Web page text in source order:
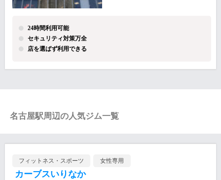
24時間利用可能
セキュリティ対策万全
店を選ばず利用できる
名古屋駅周辺の人気ジム一覧
フィットネス・スポーツ 女性専用
カーブスいりなか